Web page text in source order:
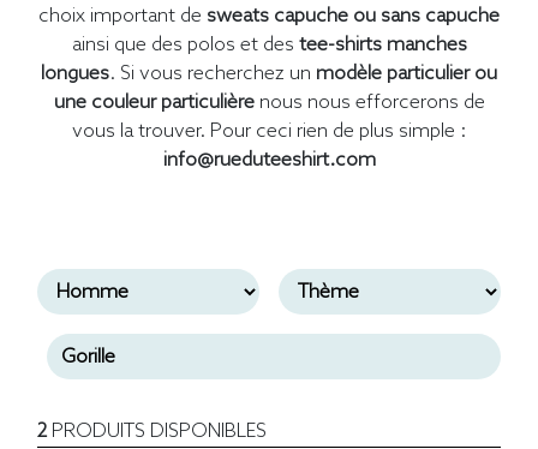
choix important de sweats capuche ou sans capuche
ainsi que des polos et des tee-shirts manches
longues. Si vous recherchez un modèle particulier ou
une couleur particulièrenous nous efforcerons de
vous la trouver. Pour ceci rien de plus simple :
info@rueduteeshirt.com
2PRODUITS DISPONIBLES